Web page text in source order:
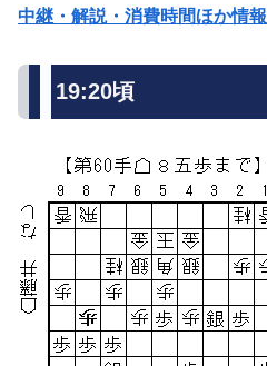
中継・解説・消費時間ほか情報
19:20頃